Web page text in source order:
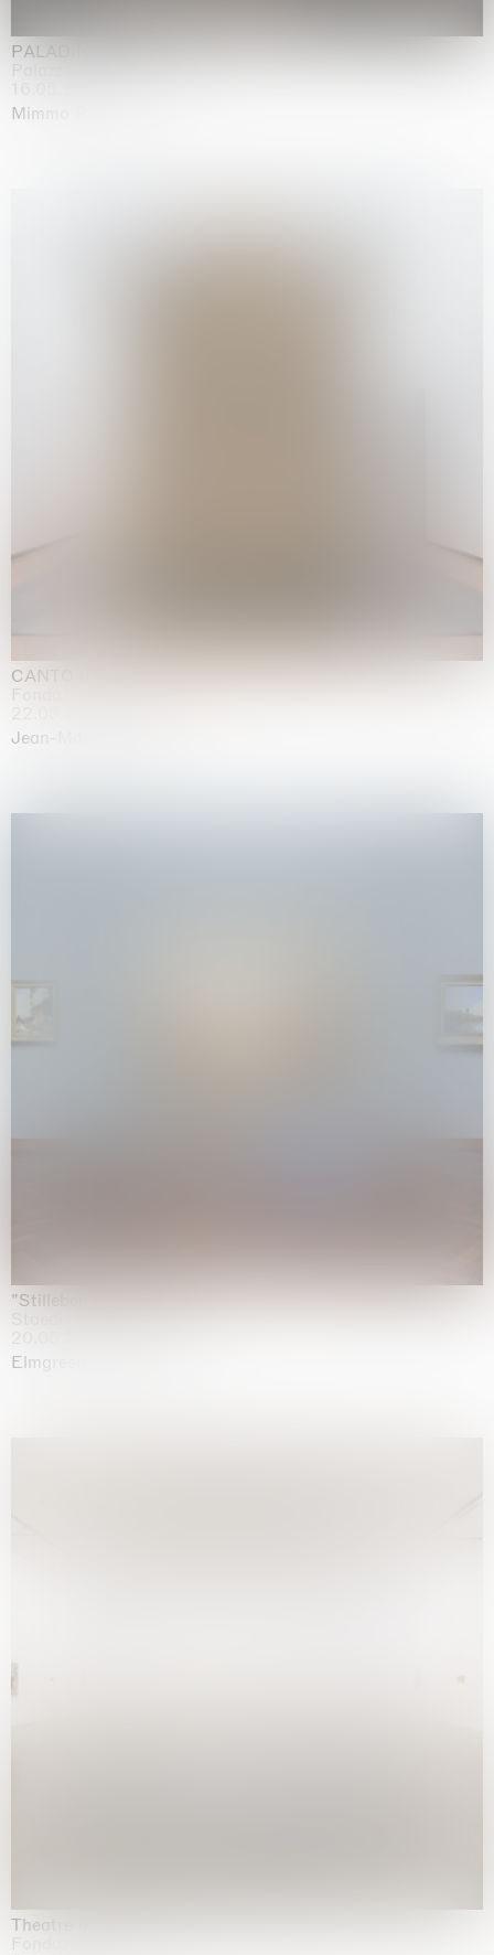
PALADINO
Palazzo Citterio, Milan
Mimmo Paladino
CANTO INFINITO
Jean-Marie Appriou
"Stilleben mit Gemüse”
Elmgreen & Dragset
Theatre of the mind